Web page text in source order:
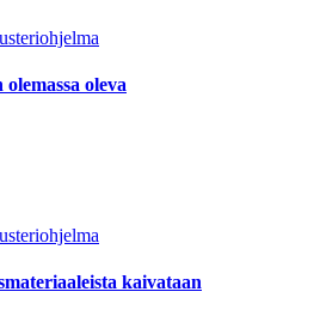
oleva
kaivataan